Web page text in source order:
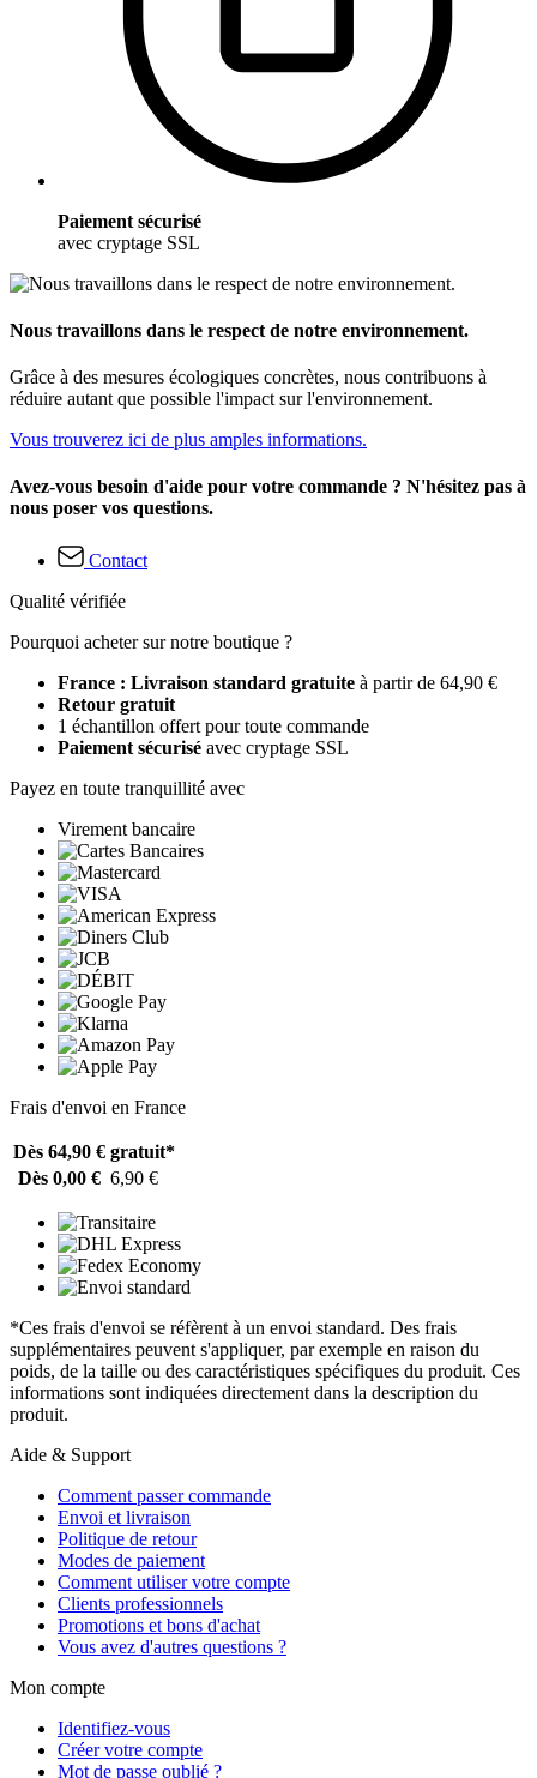
Paiement sécurisé
avec cryptage SSL
Nous travaillons dans le respect de notre environnement.
Grâce à des mesures écologiques concrètes, nous contribuons à
réduire autant que possible l'impact sur l'environnement.
Vous trouverez ici de plus amples informations.
Avez-vous besoin d'aide pour votre commande ? N'hésitez pas à
nous poser vos questions.
Contact
Qualité vérifiée
Pourquoi acheter sur notre boutique ?
France : Livraison standard gratuite à partir de 64,90 €
Retour gratuit
1 échantillon offert pour toute commande
Paiement sécurisé avec cryptage SSL
Payez en toute tranquillité avec
Virement bancaire
Frais d'envoi en France
Dès 64,90 € gratuit*
Dès 0,00 € 6,90 €
*Ces frais d'envoi se réfèrent à un envoi standard. Des frais
supplémentaires peuvent s'appliquer, par exemple en raison du
poids, de la taille ou des caractéristiques spécifiques du produit. Ces
informations sont indiquées directement dans la description du
produit.
Aide & Support
Comment passer commande
Envoi et livraison
Politique de retour
Modes de paiement
Comment utiliser votre compte
Clients professionnels
Promotions et bons d'achat
Vous avez d'autres questions ?
Mon compte
Identifiez-vous
Créer votre compte
Mot de passe oublié ?